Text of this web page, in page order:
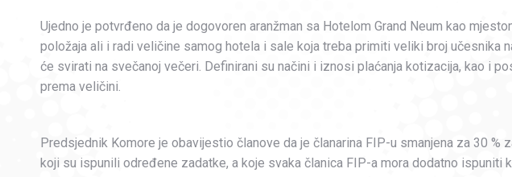
Ujedno je potvrđeno da je dogovoren aranžman sa Hotelom Grand Neum kao
položaja ali i radi veličine samog hotela i sale koja treba primiti veliki broj učesnika
će svirati na svečanoj večeri. Definirani su načini i iznosi plaćanja kotizacija, kao i
prema veličini.
Predsjednik Komore je obavijestio članove da je članarina FIP-u smanjena za 30 %
koji su ispunili određene zadatke, a koje svaka članica FIP-a mora dodatno ispuniti